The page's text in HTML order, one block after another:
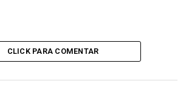
CLICK PARA COMENTAR